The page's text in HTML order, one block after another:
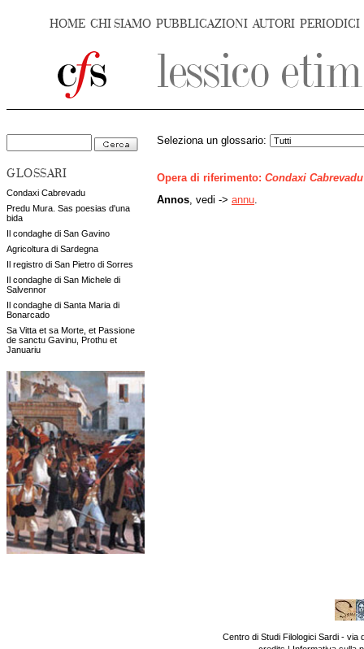
HOME CHI SIAMO PUBBLICAZIONI AUTORI PERIODICI
GLOSSARI
Condaxi Cabrevadu
Predu Mura. Sas poesias d'una
bida
Il condaghe di San Gavino
Agricoltura di Sardegna
Il registro di San Pietro di Sorres
Il condaghe di San Michele di
Salvennor
Il condaghe di Santa Maria di
Bonarcado
Sa Vitta et sa Morte, et Passione
de sanctu Gavinu, Prothu et
Januariu
Seleziona un glossario:
Opera di riferimento: Condaxi Cabrevadu
Annos , vedi -> annu
Centro di Studi Filologici Sardi - via